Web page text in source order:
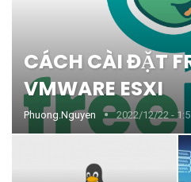
CÁCH CÀI ĐẶT
VMWARE ESXI
Phuong.nguyen 2022/12/22 -